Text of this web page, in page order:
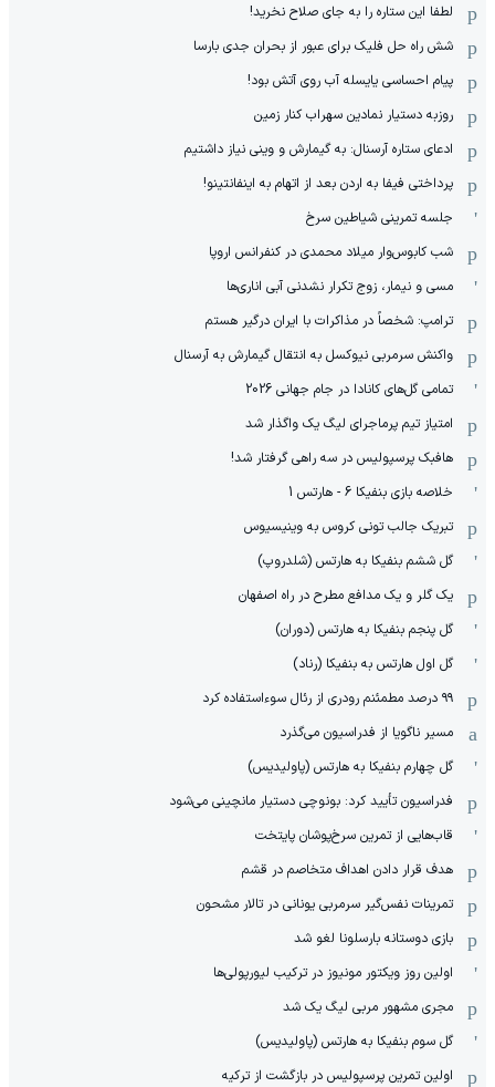
لطفا این ستاره را به جای صلاح نخرید!
شش راه حل فلیک برای عبور از بحران جدی بارسا
پیام احساسی یایسله آب روی آتش بود!
روزبه دستیار نمادین سهراب کنار زمین
ادعای ستاره آرسنال: به گیمارش و وینی نیاز داشتیم
پرداختی فیفا به اردن بعد از اتهام به اینفانتینو!
جلسه تمرینی شیاطین سرخ
شب کابوس‌وار میلاد محمدی در کنفرانس اروپا
مسی و نیمار، زوج تکرار نشدنی آبی اناری‌ها
ترامپ: شخصاً در مذاکرات با ایران درگیر هستم
واکنش سرمربی نیوکسل به انتقال گیمارش به آرسنال
تمامی گل‌های کانادا در جام جهانی 2026
امتیاز تیم پرماجرای لیگ یک واگذار شد
هافبک پرسپولیس در سه راهی گرفتار شد!
خلاصه بازی بنفیکا 6 - هارتس 1
تبریک جالب تونی کروس به وینیسیوس
گل ششم بنفیکا به هارتس (شلدروپ)
یک گلر و یک مدافع مطرح در راه اصفهان
گل پنجم بنفیکا به هارتس (دوران)
گل اول هارتس به بنفیکا (رناد)
۹۹ درصد مطمئنم رودری از رئال سوءاستفاده کرد
مسیر ناگویا از فدراسیون می‌گذرد
گل چهارم بنفیکا به هارتس (پاولیدیس)
فدراسیون تأیید کرد: بونوچی دستیار مانچینی می‌شود
قاب‌هایی از تمرین سرخ‌پوشان پایتخت
هدف قرار دادن اهداف متخاصم در قشم
‏تمرینات نفس‌گیر سرمربی یونانی در تالار مشحون
بازی دوستانه بارسلونا لغو شد
اولین روز ویکتور مونیوز در ترکیب لیورپولی‌ها
مجری مشهور مربی لیگ یک شد
گل سوم بنفیکا به هارتس (پاولیدیس)
اولین تمرین پرسپولیس در بازگشت از ترکیه